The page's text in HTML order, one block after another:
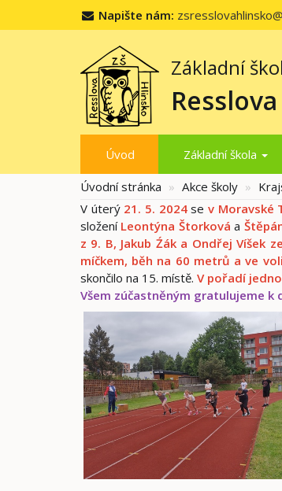
Napište nám:
Základní
Úvod Základní škola
Úvodní stránka Akce školy
V úterý 21. 5. 2024se v Moravské
složení Leontýna Štorková a
z 9. B, Jakub Źák a Ondřej Víšek
míčkem, běh na 60 metrů a ve
skončilo na 15. místě. V pořadí
Všem zúčastněným gratulujeme k